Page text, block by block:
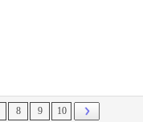
8 9 10